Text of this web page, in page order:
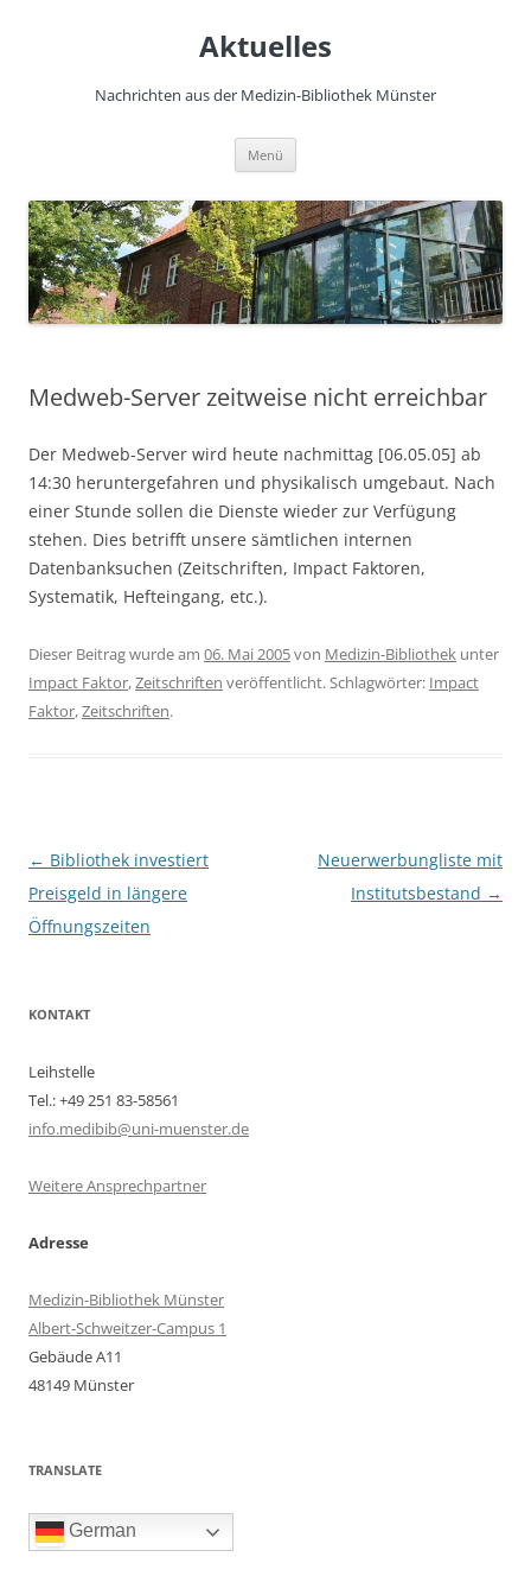
Aktuelles
Nachrichten aus der Medizin-Bibliothek Münster
Menü
Medweb-Server zeitweise nicht erreichbar
Der Medweb-Server wird heute nachmittag [06.05.05] ab
14:30 heruntergefahren und physikalisch umgebaut. Nach
einer Stunde sollen die Dienste wieder zur Verfügung
stehen. Dies betrifft unsere sämtlichen internen
Datenbanksuchen (Zeitschriften, Impact Faktoren,
Systematik, Hefteingang, etc.).
Dieser Beitrag wurde am 06. Mai 2005von Medizin-Bibliothek unter
Impact Faktor,Zeitschriften veröffentlicht. Schlagwörter: Impact
Faktor,Zeitschriften.
Beitragsnavigation
← Bibliothek investiert
Preisgeld in längere
Öffnungszeiten
Neuerwerbungliste mit
Institutsbestand →
KONTAKT
Leihstelle
Tel.: +49 251 83-58561
info.medibib@uni-muenster.de
Weitere Ansprechpartner
Adresse
Medizin-Bibliothek Münster
Albert-Schweitzer-Campus 1
Gebäude A11
48149 Münster
TRANSLATE
German